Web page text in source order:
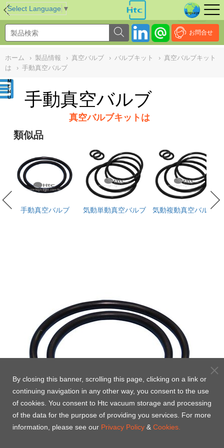
Select Language ▼
お問合せ
ホーム › 製品情報 › 真空バルブ › バルブキット › 真空バルブキット
は
› 手動真空バルブ
手動真空バルブ
真空バルブキットは
類似品
手動真空バルブ 気動単動真空バルブ 気動複動真空バルブ
NULL
By closing this banner, scrolling this page, clicking on a link or
continuing navigation in any other way, you consent to the use
of cookies. You consent to Htc vacuum storage and processing
of the data for the purpose of providing you services. For more
information, please see our Privacy Policy & Cookies.
//